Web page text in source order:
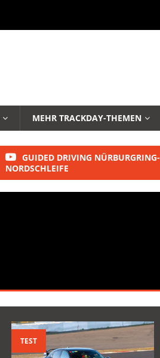
MEHR TRACKDAY-THEMEN
GUIDED DRIVING NÜRBURGRING-
NORDSCHLEIFE
TEST